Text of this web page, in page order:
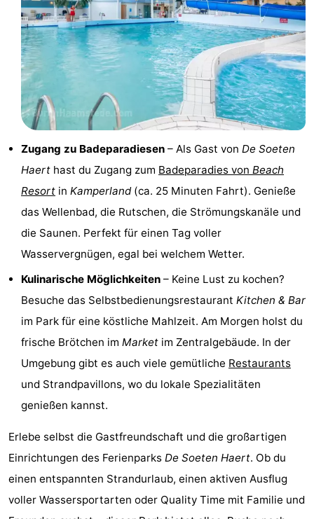
Spielplätze
Bowling
Minigolfplätze
Wellness-
Zentren
Dörfer
Städte
Natur
Führungen
Sport
Schwimmbader
Radfahren
Reiten
Surfen
Essen
Zugang zu Badeparadiesen – Als Gast von De Soeten
Haert hast du Zugang zum Badeparadies von Beach
Resort in Kamperland(ca. 25 Minuten Fahrt). Genieße
das Wellenbad, die Rutschen, die Strömungskanäle und
die Saunen. Perfekt für einen Tag voller
Wasservergnügen, egal bei welchem Wetter.
Kulinarische Möglichkeiten – Keine Lust zu kochen?
Besuche das Selbstbedienungsrestaurant Kitchen & Bar
im Park für eine köstliche Mahlzeit. Am Morgen holst du
frische Brötchen im Market im Zentralgebäude. In der
Umgebung gibt es auch viele gemütliche Restaurants
und Strandpavillons, wo du lokale Spezialitäten
genießen kannst.
Erlebe selbst die Gastfreundschaft und die großartigen
Einrichtungen des Ferienparks De Soeten Haert. Ob du
einen entspannten Strandurlaub, einen aktiven Ausflug
voller Wassersportarten oder Quality Time mit Familie und